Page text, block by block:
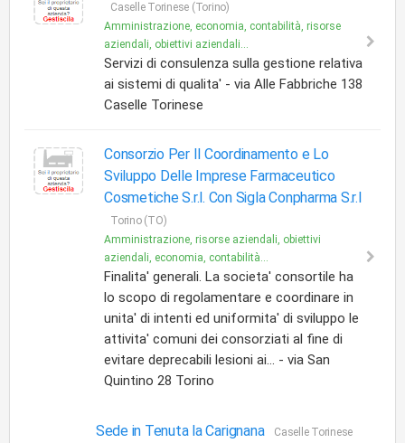
Caselle Torinese (Torino)
Amministrazione, economia, contabilità, risorse
aziendali, obiettivi aziendali...
Servizi di consulenza sulla gestione relativa
ai sistemi di qualita' - via Alle Fabbriche 138
Caselle Torinese
Consorzio Per Il Coordinamento e Lo
Sviluppo Delle Imprese Farmaceutico
Cosmetiche S.r.l. Con Sigla Conpharma S.r.l
Torino (TO)
Amministrazione, risorse aziendali, obiettivi
aziendali, economia, contabilità...
Finalita' generali. La societa' consortile ha
lo scopo di regolamentare e coordinare in
unita' di intenti ed uniformita' di sviluppo le
attivita' comuni dei consorziati al fine di
evitare deprecabili lesioni ai... - via San
Quintino 28 Torino
Sede in Tenuta la Carignana
Caselle Torinese